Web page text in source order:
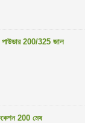
পাউডার 200/325 জাল
200 মেষ